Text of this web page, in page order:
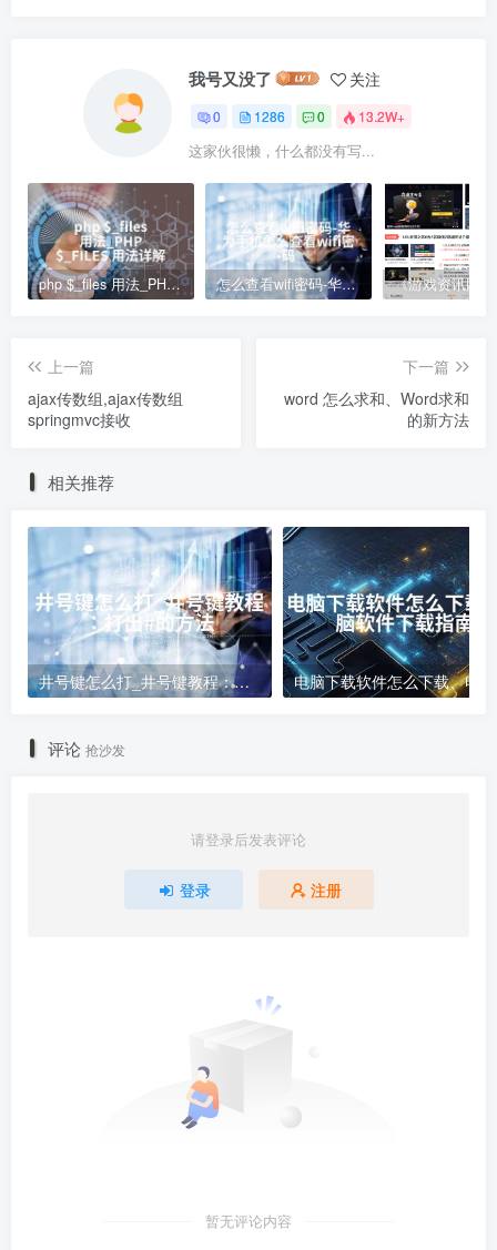
我号又没了 关注
0 1286 0 13.2W+
这家伙很懒，什么都没有写...
php $_files 用法_PHP $_FILES 用法详解 怎么查看wifi密码-华为手机怎么查看wifi密码
上一篇
ajax传数组,ajax传数组
springmvc接收
下一篇
word 怎么求和、Word求和
的新方法
相关推荐
井号键怎么打_井号键教程：打出#的方法
评论 抢沙发
请登录后发表评论
登录 注册
暂无评论内容